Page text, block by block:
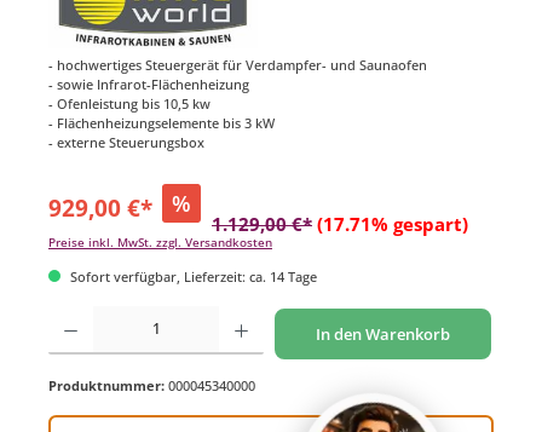
- hochwertiges Steuergerät für Verdampfer- und Saunaofen
- sowie Infrarot-Flächenheizung
- Ofenleistung bis 10,5 kw
- Flächenheizungselemente bis 3 kW
- externe Steuerungsbox
929,00 €* %
1.129,00 €* (17.71% gespart)
Preise inkl. MwSt. zzgl. Versandkosten
Sofort verfügbar, Lieferzeit: ca. 14 Tage
Produkt Anzahl: Gib den gewünschten Wert ein oder benutze die Schaltflächen um
In den Warenkorb
Produktnummer: 000045340000